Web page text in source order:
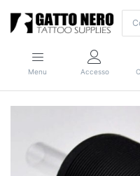
Menu Accesso